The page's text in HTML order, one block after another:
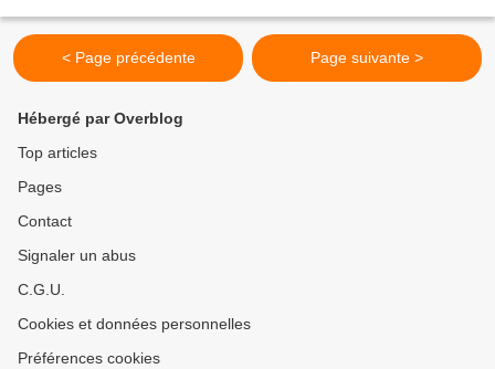
< Page précédente Page suivante >
Hébergé par Overblog
Top articles
Pages
Contact
Signaler un abus
C.G.U.
Cookies et données personnelles
Préférences cookies